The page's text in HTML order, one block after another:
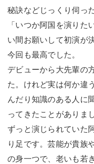
秘訣などじっくり伺った
「いつか阿国を演りた
い間お願いして初演が
今回も最高でした。
デビューから大先輩の
た。けれど実は何か違
んだり知識のある人に
ってきたことがありま
ずっと演じられていた
り足です。芸能が貴族
の身一つで、老いも若